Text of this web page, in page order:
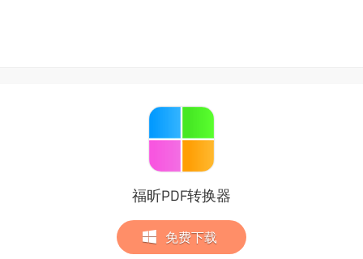
福昕PDF转换器
免费下载